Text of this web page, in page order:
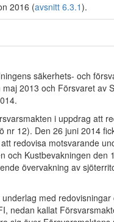
2016 (avsnitt 6.3.1).
säkerhets- och
maj 2013 och Försvaret av
i uppdrag att
nr 12). Den 26 juni 2014
redovisa motsvarande
och Kustbevakningen den
övervakning av
med redovisningar
nedan kallat